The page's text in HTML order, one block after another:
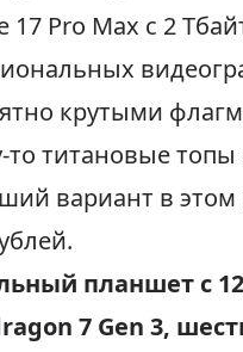
17 Pro Max с 2
крутыми
титановые топы
вариант в
.
планшет с
7 Gen 3,